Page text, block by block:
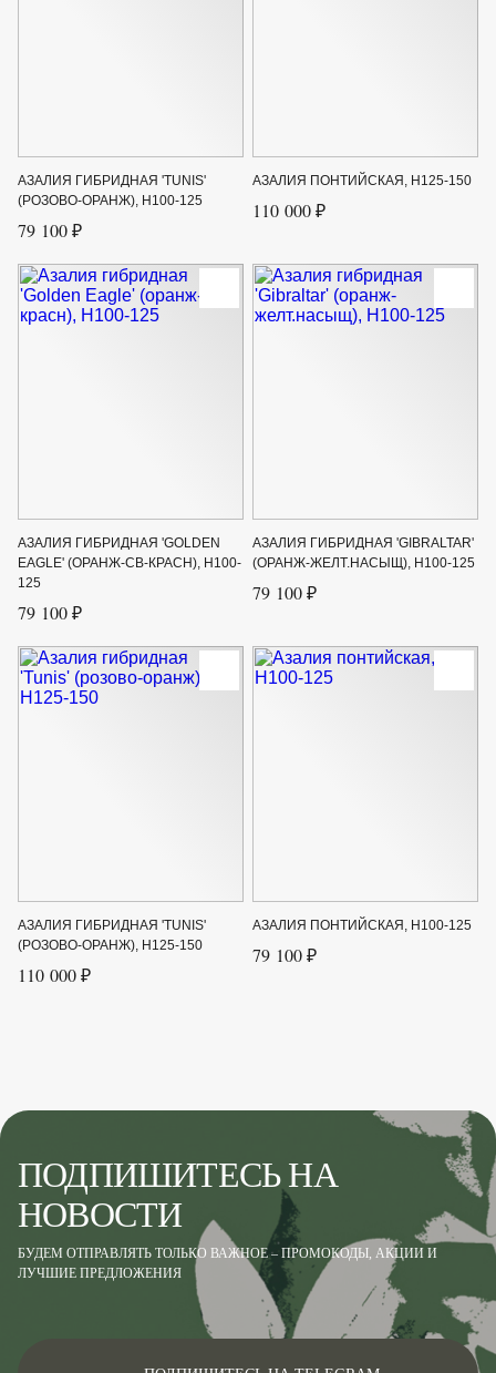
АЗАЛИЯ ГИБРИДНАЯ 'TUNIS'
(РОЗОВО-ОРАНЖ), H100-125
79 100 ₽
АЗАЛИЯ ПОНТИЙСКАЯ, H125-150
110 000 ₽
АЗАЛИЯ ГИБРИДНАЯ 'GOLDEN
EAGLE' (ОРАНЖ-СВ-КРАСН), H100-
125
79 100 ₽
АЗАЛИЯ ГИБРИДНАЯ 'GIBRALTAR'
(ОРАНЖ-ЖЕЛТ.НАСЫЩ), H100-125
79 100 ₽
АЗАЛИЯ ГИБРИДНАЯ 'TUNIS'
(РОЗОВО-ОРАНЖ), H125-150
110 000 ₽
АЗАЛИЯ ПОНТИЙСКАЯ, H100-125
79 100 ₽
ПОДПИШИТЕСЬ НА
НОВОСТИ
БУДЕМ ОТПРАВЛЯТЬ ТОЛЬКО ВАЖНОЕ – ПРОМОКОДЫ, АКЦИИ И
ЛУЧШИЕ ПРЕДЛОЖЕНИЯ